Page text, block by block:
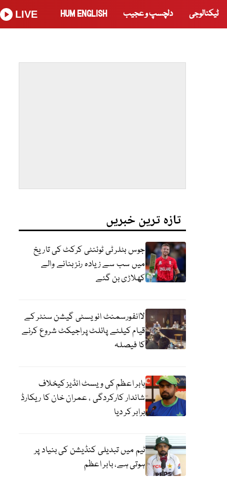
ٹیکنالوجی دلچسپ و عجیب HUM ENGLISH
LIVE
تازہ ترین خبریں
جوس بٹلر ٹی ٹوئنٹی کرکٹ کی تاریخ
میں سب سے زیادہ رنز بنانے والے
کھلاڑی بن گئے
لاانفورسمنٹ انویسٹی گیشن سنٹر کے
قیام کیلئے پائلٹ پراجیکٹ شروع کرنے
کا فیصلہ
بابر اعظم کی ویسٹ انڈیز کیخلاف
شاندار کارکردگی ، عمران خان کا ریکارڈ
برابر کر دیا
ٹیم میں تبدیلی کنڈیشن کی بنیاد پر
ہوتی ہے، بابر اعظم